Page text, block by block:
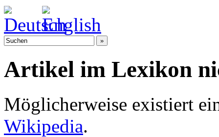
Artikel im Lexikon
Möglicherweise existiert
Wikipedia.